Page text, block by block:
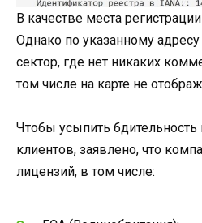
В качестве места
Однако по указанному
сектор, где нет никаких
том числе на карте не
Чтобы усыпить
клиентов, заявлено, что
лицензий, в том числе: